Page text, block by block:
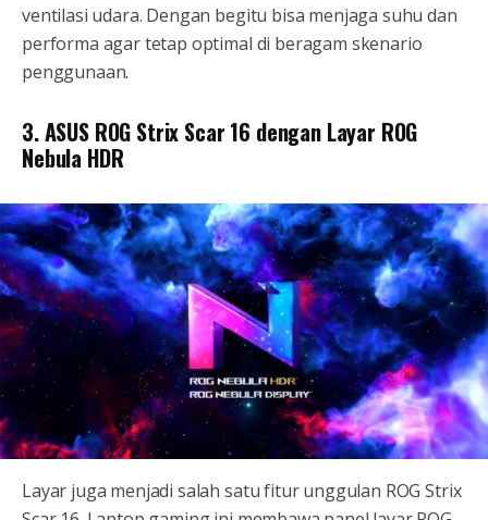
ventilasi udara. Dengan begitu bisa menjaga suhu dan
performa agar tetap optimal di beragam skenario
penggunaan.
3. ASUS ROG Strix Scar 16 dengan Layar ROG
Nebula HDR
Layar juga menjadi salah satu fitur unggulan ROG Strix